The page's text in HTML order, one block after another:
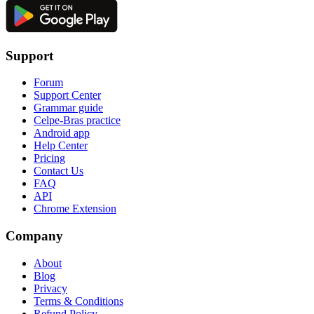
Support
Forum
Support Center
Grammar guide
Celpe-Bras practice
Android app
Help Center
Pricing
Contact Us
FAQ
API
Chrome Extension
Company
About
Blog
Privacy
Terms & Conditions